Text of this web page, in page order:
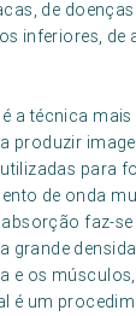
de
inferiores,
é a técnica
produzir
para
de onda
faz-
grande
e os
é um